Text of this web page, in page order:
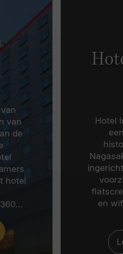
van
de
hotel
Hotel
en